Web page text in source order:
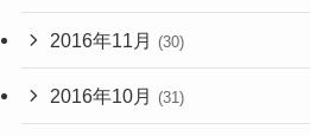
2016年11月 (30)
2016年10月 (31)